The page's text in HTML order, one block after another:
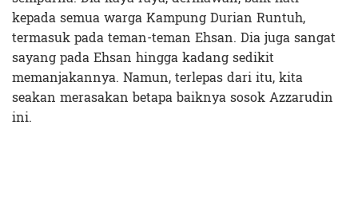
kepada semua warga Kampung Durian Runtuh,
termasuk pada teman-teman Ehsan. Dia juga sangat
sayang pada Ehsan hingga kadang sedikit
memanjakannya. Namun, terlepas dari itu, kita
seakan merasakan betapa baiknya sosok Azzarudin
ini.